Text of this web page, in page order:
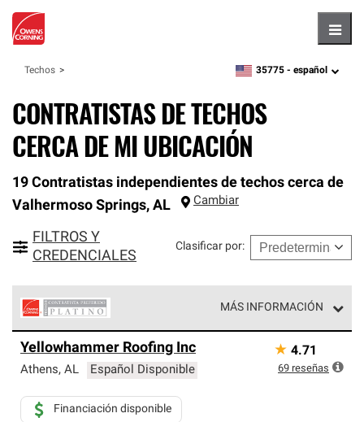
Techos zipcode, language
35775 - español
CONTRATISTAS DE TECHOS
CERCA DE MI UBICACIÓN
19 Contratistas independientes de techos cerca de
Valhermoso Springs, AL Cambiar
FILTROS Y
CREDENCIALES
Clasificar por:
MÁS INFORMACIÓN
Corning constituyen el nivel superior de nuestra red
exclusiva y cumplen con estándares estrictos de
Solo ellos pueden ofrecer nuestra mejor garantía de
sistemas de techos.
Yellowhammer Roofing Inc
Athens, AL Español Disponible
Financiación disponible
★ 4.71
69 reseñas